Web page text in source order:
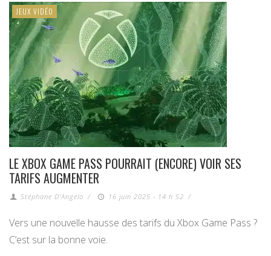
JEUX VIDÉO
LE XBOX GAME PASS POURRAIT (ENCORE) VOIR SES
TARIFS AUGMENTER
Stéphane D'Angelo / 16 juin 2025 - 14 h 52 /
Vers une nouvelle hausse des tarifs du Xbox Game Pass ?
C’est sur la bonne voie.